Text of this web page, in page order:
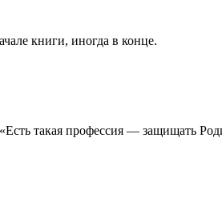
книги, иногда в конце.
такая профессия — защищать